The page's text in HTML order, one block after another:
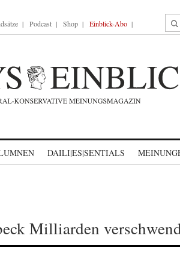
Podcast Shop Einblick-Abo
DAILI|ES|SENTIALS
Milliarden